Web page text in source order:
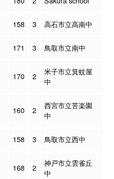
158 3 高石市立高南中
171 3 鳥取市立南中
170 2
米子市立箕蚊屋
中
160 2
西宮市立苦楽園
中
158 3 鳥取市立西中
168 2
神戸市立雲雀丘
中